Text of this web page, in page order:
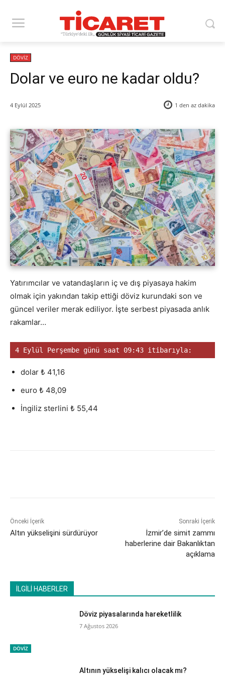
DÖVİZ
Dolar ve euro ne kadar oldu?
4 Eylül 2025 1 den az dakika
Yatırımcılar ve vatandaşların iç ve dış piyasaya hakim
olmak için yakından takip ettiği döviz kurundaki son ve
güncel veriler merak ediliyor. İşte serbest piyasada anlık
rakamlar…
4 Eylül Perşembe günü saat 09:43 itibarıyla:
dolar ₺ 41,16
euro ₺ 48,09
İngiliz sterlini ₺ 55,44
Önceki İçerik
Altın yükselişini sürdürüyor
Sonraki İçerik
İzmir’de simit zammı
haberlerine dair Bakanlıktan
açıklama
İLGİLİ HABERLER
DÖVİZ
Döviz piyasalarında hareketlilik
7 Ağustos 2026
Altının yükselişi kalıcı olacak mı?